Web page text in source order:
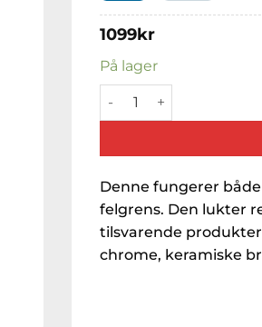
1099kr
På lager
Koch-Chemie
Denne fungerer
felgrens. Den lukter
tilsvarende
chrome, keramiske